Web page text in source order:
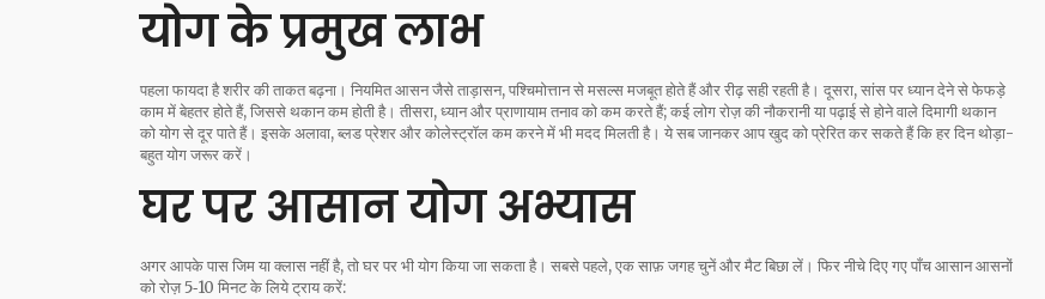
योग के प्रमुख लाभ
पहला फायदा है शरीर की ताकत बढ़ना। नियमित आसन जैसे ताड़ासन, पश्चिमोत्तान से मसल्स मजबूत होते हैं और रीढ़ सही रहती है। दूसरा, सांस पर ध्यान देने से फेफड़े
काम में बेहतर होते हैं, जिससे थकान कम होती है। तीसरा, ध्यान और प्राणायाम तनाव को कम करते हैं; कई लोग रोज़ की नौकरानी या पढ़ाई से होने वाले दिमागी थकान
को योग से दूर पाते हैं। इसके अलावा, ब्लड प्रेशर और कोलेस्ट्रॉल कम करने में भी मदद मिलती है। ये सब जानकर आप खुद को प्रेरित कर सकते हैं कि हर दिन थोड़ा-
बहुत योग जरूर करें।
घर पर आसान योग अभ्यास
अगर आपके पास जिम या क्लास नहीं है, तो घर पर भी योग किया जा सकता है। सबसे पहले, एक साफ़ जगह चुनें और मैट बिछा लें। फिर नीचे दिए गए पाँच आसान आसनों
को रोज़ 5‑10 मिनट के लिये ट्राय करें: